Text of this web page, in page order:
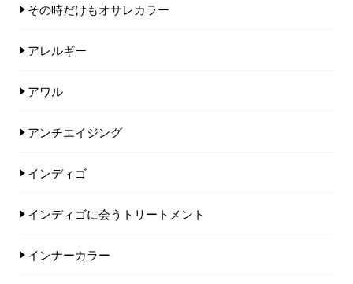
その時だけもオサレカラー
アレルギー
アワル
アンチエイジング
インディゴ
インディゴに会うトリートメント
インナーカラー